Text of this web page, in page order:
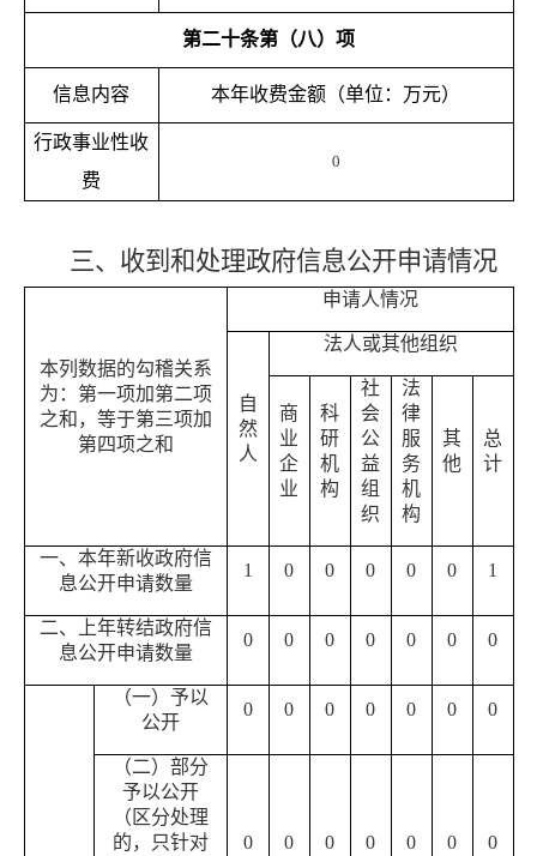
第二十条第（八）项
信息内容 本年收费金额（单位：万元）
行政事业性收
费
0
三、收到和处理政府信息公开申请情况
本列数据的勾稽关系
为：第一项加第二项
之和，等于第三项加
第四项之和
申请人情况
自
然
人
法人或其他组织
商
业
企
业
科
研
机
构
社
会
公
益
组
织
法
律
服
务
机
构
其
他
总
计
一、本年新收政府信
息公开申请数量
1 0 0 0 0 0 1
二、上年转结政府信
息公开申请数量
0 0 0 0 0 0 0
（一）予以
公开
0 0 0 0 0 0 0
（二）部分
予以公开
（区分处理
的，只针对
0 0 0 0 0 0 0